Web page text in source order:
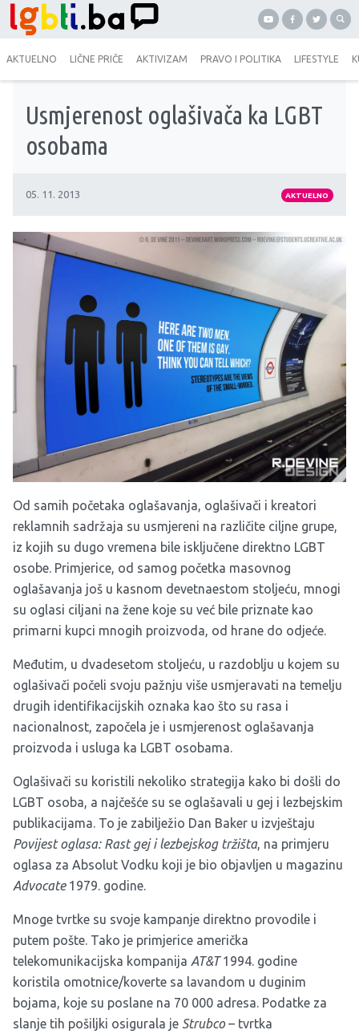
AKTUELNO LIČNE PRIČE AKTIVIZAM PRAVO I POLITIKA LIFESTYLE
Usmjerenost oglašivača ka LGBT
osobama
05. 11. 2013 AKTUELNO
Od samih početaka oglašavanja, oglašivači i kreatori
reklamnih sadržaja su usmjereni na različite ciljne grupe,
iz kojih su dugo vremena bile isključene direktno LGBT
osobe. Primjerice, od samog početka masovnog
oglašavanja još u kasnom devetnaestom stoljeću, mnogi
su oglasi ciljani na žene koje su već bile priznate kao
primarni kupci mnogih proizvoda, od hrane do odjeće.
Međutim, u dvadesetom stoljeću, u razdoblju u kojem su
oglašivači počeli svoju pažnju više usmjeravati na temelju
drugih identifikacijskih oznaka kao što su rasa i
nacionalnost, započela je i usmjerenost oglašavanja
proizvoda i usluga ka LGBT osobama.
Oglašivači su koristili nekoliko strategija kako bi došli do
LGBT osoba, a najčešće su se oglašavali u gej i lezbejskim
publikacijama. To je zabilježio Dan Baker u izvještaju
Povijest oglasa: Rast gej i lezbejskog tržišta, na primjeru
oglasa za Absolut Vodku koji je bio objavljen u magazinu
Advocate1979. godine.
Mnoge tvrtke su svoje kampanje direktno provodile i
putem pošte. Tako je primjerice američka
telekomunikacijska kompanija AT&T1994. godine
koristila omotnice/koverte sa lavandom u duginim
bojama, koje su poslane na 70 000 adresa. Podatke za
slanje tih pošiljki osigurala je Strubco– tvrtka